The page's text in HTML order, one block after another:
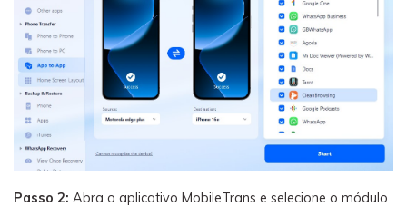
Passo 2: Abra o aplicativo MobileTrans e selecione o módulo